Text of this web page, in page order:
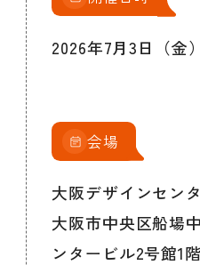
2026年7月3日（金
会場
大阪デザインセン
大阪市中央区船場
ンタービル2号館1